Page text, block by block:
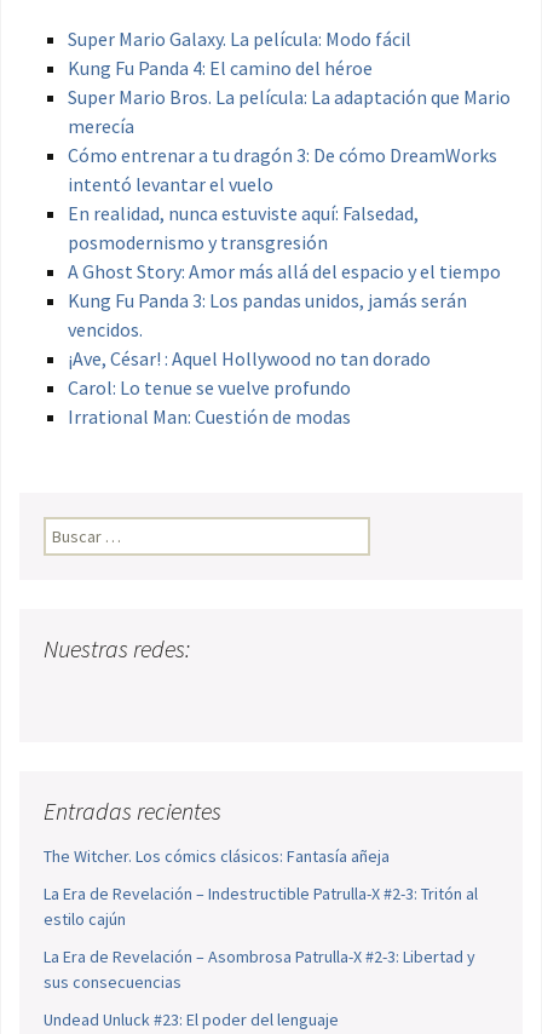
Super Mario Galaxy. La película: Modo fácil
Kung Fu Panda 4: El camino del héroe
Super Mario Bros. La película: La adaptación que Mario
merecía
Cómo entrenar a tu dragón 3: De cómo DreamWorks
intentó levantar el vuelo
En realidad, nunca estuviste aquí: Falsedad,
posmodernismo y transgresión
A Ghost Story: Amor más allá del espacio y el tiempo
Kung Fu Panda 3: Los pandas unidos, jamás serán
vencidos.
¡Ave, César! : Aquel Hollywood no tan dorado
Carol: Lo tenue se vuelve profundo
Irrational Man: Cuestión de modas
Buscar:
Nuestras redes:
Entradas recientes
The Witcher. Los cómics clásicos: Fantasía añeja
La Era de Revelación – Indestructible Patrulla-X #2-3: Tritón al
estilo cajún
La Era de Revelación – Asombrosa Patrulla-X #2-3: Libertad y
sus consecuencias
Undead Unluck #23: El poder del lenguaje